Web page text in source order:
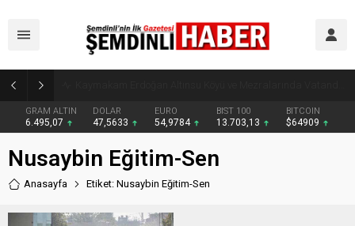
GRAM ALTIN
6.495,07
DOLAR
47,5633
EURO
54,9784
BIST 100
13.703,13
BITCOIN
$64909
Nusaybin Eğitim-Sen
Anasayfa Etiket: Nusaybin Eğitim-Sen